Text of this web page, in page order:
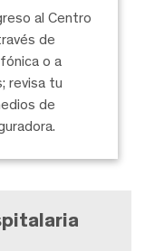
al Centro
de
o a
revisa tu
de